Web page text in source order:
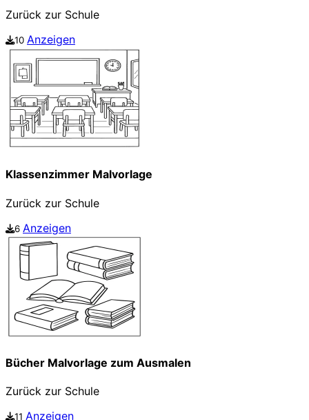
Zurück zur Schule
10 Anzeigen
Klassenzimmer Malvorlage
Zurück zur Schule
6 Anzeigen
Bücher Malvorlage zum Ausmalen
Zurück zur Schule
11 Anzeigen